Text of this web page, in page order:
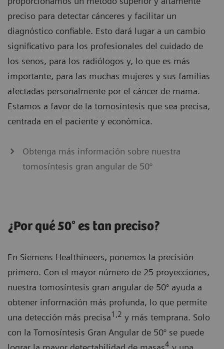
preciso para detectar cánceres y facilitar un
diagnóstico confiable. Esto dará lugar a un cambio
significativo para los profesionales del cuidado de
los senos, para los radiólogos y, lo que es más
importante, para las muchas mujeres y sus familias
afectadas personalmente por el cáncer de mama.
Estamos a favor de la tomosíntesis que sea precisa,
centrada en el paciente y económica.
Obtenga más información sobre nuestra
tomosíntesis gran angular de 50°
¿Por qué 50° es tan preciso?
En Siemens Healthineers, ponemos la precisión
primero. Con el mayor número de 25 proyecciones,
nuestra tomosíntesis gran angular de 50° ayuda a
obtener información más profunda, lo que permite
una detección más precisa1,2 y más temprana. Solo
con la Tomosíntesis Gran Angular de 50° se puede
4